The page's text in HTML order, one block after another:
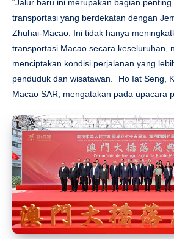
“Jalur baru ini merupakan bagian
transportasi yang berdekatan dengan
Zhuhai-Macao. Ini tidak hanya
transportasi Macao secara keseluruhan,
menciptakan kondisi perjalanan yang
penduduk dan wisatawan.” Ho Iat Seng,
Macao SAR, mengatakan pada upacara